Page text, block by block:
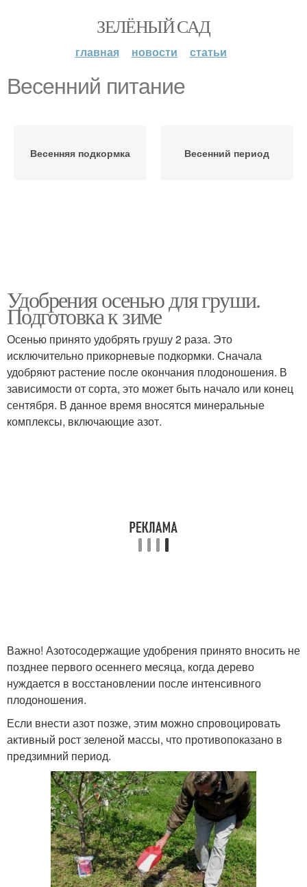
ЗЕЛЁНЫЙ САД
главная новости статьи
Весенний питание
Весенняя подкормка Весенний период
Удобрения осенью для груши.
Подготовка к зиме
Осенью принято удобрять грушу 2 раза. Это
исключительно прикорневые подкормки. Сначала
удобряют растение после окончания плодоношения. В
зависимости от сорта, это может быть начало или конец
сентября. В данное время вносятся минеральные
комплексы, включающие азот.
Важно! Азотосодержащие удобрения принято вносить не
позднее первого осеннего месяца, когда дерево
нуждается в восстановлении после интенсивного
плодоношения.
Если внести азот позже, этим можно спровоцировать
активный рост зеленой массы, что противопоказано в
предзимний период.